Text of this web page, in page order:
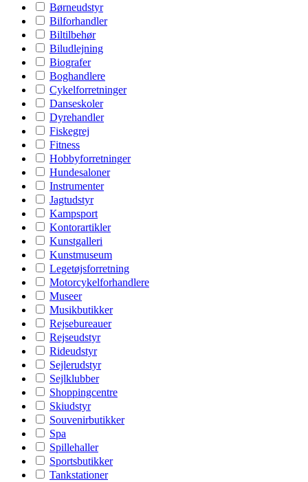
Børneudstyr
Bilforhandler
Biltilbehør
Biludlejning
Biografer
Boghandlere
Cykelforretninger
Danseskoler
Dyrehandler
Fiskegrej
Fitness
Hobbyforretninger
Hundesaloner
Instrumenter
Jagtudstyr
Kampsport
Kontorartikler
Kunstgalleri
Kunstmuseum
Legetøjsforretning
Motorcykelforhandlere
Museer
Musikbutikker
Rejsebureauer
Rejseudstyr
Rideudstyr
Sejlerudstyr
Sejlklubber
Shoppingcentre
Skiudstyr
Souvenirbutikker
Spa
Spillehaller
Sportsbutikker
Tankstationer